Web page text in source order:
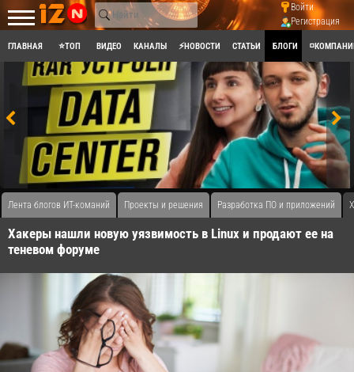
Войти
Регистрация
ГЛАВНАЯ ⭐ТОП ВИДЕО КАНАЛЫ ⚡НОВОСТИ СТАТЬИ БЛОГИ
Лента блогов ИТ-команий Проекты и решения Разработка ПО и приложений
Хакеры нашли новую уязвимость в Linux и продают ее на
теневом форуме